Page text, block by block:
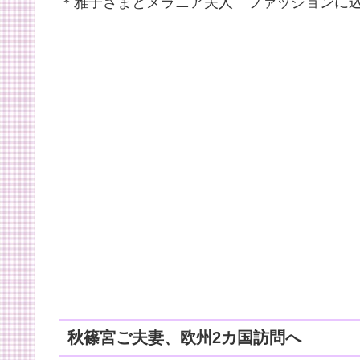
秋篠宮ご夫妻、欧州2カ国訪問へ